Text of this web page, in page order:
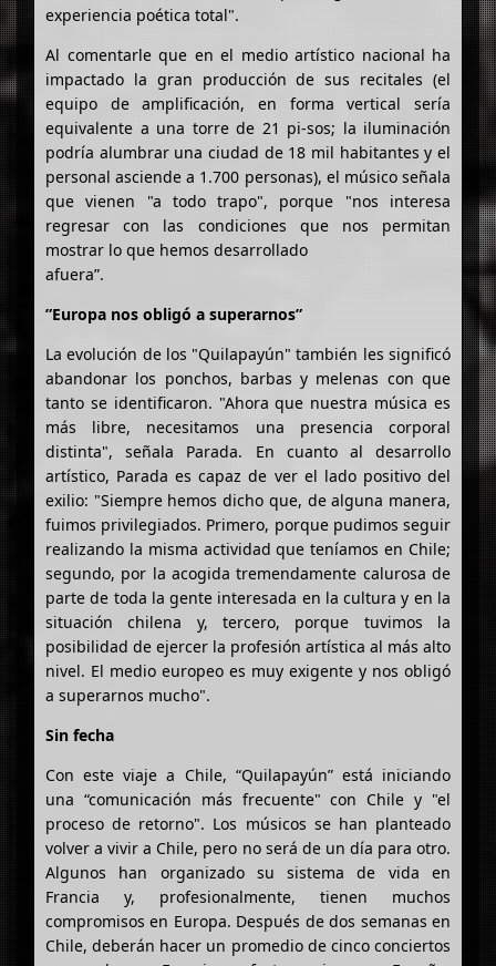
experiencia poética total".
Al comentarle que en el medio artístico nacional ha
impactado la gran producción de sus recitales (el
equipo de amplificación, en forma vertical sería
equivalente a una torre de 21 pi-sos; la iluminación
podría alumbrar una ciudad de 18 mil habitantes y el
personal asciende a 1.700 personas), el músico señala
que vienen "a todo trapo", porque "nos interesa
regresar con las condiciones que nos permitan
mostrar lo que hemos desarrollado
afuera”.
”Europa nos obligó a superarnos”
La evolución de los "Quilapayún" también les significó
abandonar los ponchos, barbas y melenas con que
tanto se identificaron. "Ahora que nuestra música es
más libre, necesitamos una presencia corporal
distinta", señala Parada. En cuanto al desarrollo
artístico, Parada es capaz de ver el lado positivo del
exilio: "Siempre hemos dicho que, de alguna manera,
fuimos privilegiados. Primero, porque pudimos seguir
realizando la misma actividad que teníamos en Chile;
segundo, por la acogida tremendamente calurosa de
parte de toda la gente interesada en la cultura y en la
situación chilena y, tercero, porque tuvimos la
posibilidad de ejercer la profesión artística al más alto
nivel. El medio europeo es muy exigente y nos obligó
a superarnos mucho".
Sin fecha
Con este viaje a Chile, “Quilapayún” está iniciando
una “comunicación más frecuente" con Chile y "el
proceso de retorno". Los músicos se han planteado
volver a vivir a Chile, pero no será de un día para otro.
Algunos han organizado su sistema de vida en
Francia y, profesionalmente, tienen muchos
compromisos en Europa. Después de dos semanas en
Chile, deberán hacer un promedio de cinco conciertos